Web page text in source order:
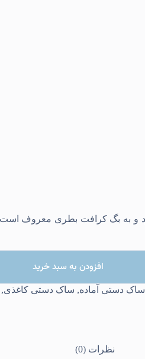
افزودن به سبد خرید
ساک دستی آماده, ساک دستی کاغذی,
نظرات (0)